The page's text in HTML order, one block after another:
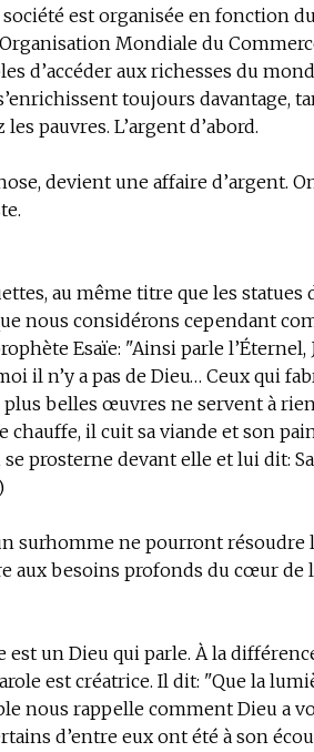
est organisée en fonction
Mondiale du
d’accéder aux richesses du
toujours davantage,
pauvres. L’argent d’abord.
devient une affaire d’argent.
au même titre que les statues
nous considérons cependant
Esaïe: "Ainsi parle l’Éternel,
il n’y a pas de Dieu… Ceux qui
belles œuvres ne servent à
chauffe, il cuit sa viande et son
prosterne devant elle et lui dit:
surhomme ne pourront résoudre
aux besoins profonds du cœur de
est un Dieu qui parle. À la
est créatrice. Il dit: "Que la
nous rappelle comment Dieu a
d’entre eux ont été à son